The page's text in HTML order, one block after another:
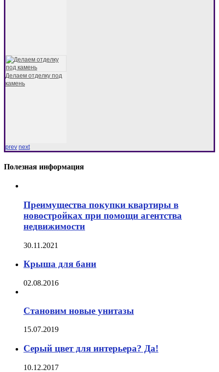
Делаем отделку под
камень
prev next
Полезная информация
Преимущества покупки квартиры в
новостройках при помощи агентства
недвижимости
30.11.2021
Крыша для бани
02.08.2016
Становим новые унитазы
15.07.2019
Серый цвет для интерьера? Да!
10.12.2017